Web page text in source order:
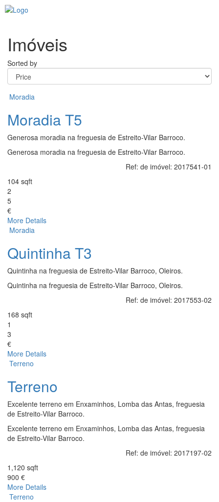
Imóveis
Sorted by
Moradia
Moradia T5
Generosa moradia na freguesia de Estreito-Vilar Barroco.
Generosa moradia na freguesia de Estreito-Vilar Barroco.
Ref: de imóvel: 2017541-01
104 sqft
2
5
€
More Details
Moradia
Quintinha T3
Quintinha na freguesia de Estreito-Vilar Barroco, Oleiros.
Quintinha na freguesia de Estreito-Vilar Barroco, Oleiros.
Ref: de imóvel: 2017553-02
168 sqft
1
3
€
More Details
Terreno
Terreno
Excelente terreno em Enxaminhos, Lomba das Antas, freguesia
de Estreito-Vilar Barroco.
Excelente terreno em Enxaminhos, Lomba das Antas, freguesia
de Estreito-Vilar Barroco.
Ref: de imóvel: 2017197-02
1,120 sqft
900 €
More Details
Terreno